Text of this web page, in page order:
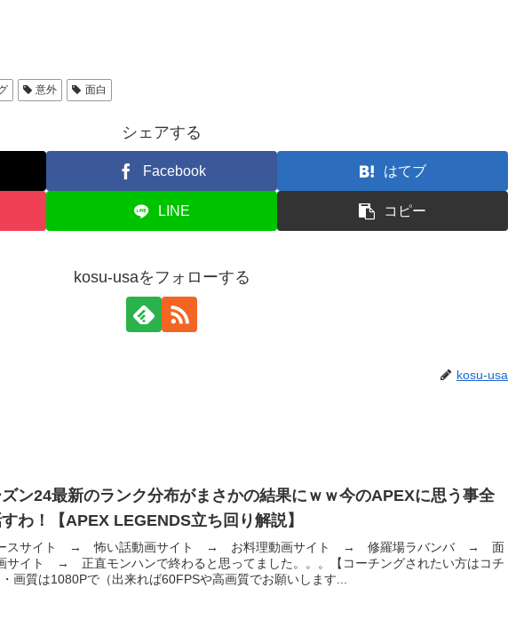
意外 面白
シェアする
Facebook はてブ
LINE コピー
kosu-usaをフォローする
kosu-usa
ズン24最新のランク分布がまさかの結果にｗｗ今のAPEXに思う事全
わ！【APEX LEGENDS立ち回り解説】
スサイト → 怖い話動画サイト → お料理動画サイト → 修羅場ラバンバ → 面
サイト → 正直モンハンで終わると思ってました。。。【コーチングされたい方はコチ
画質は1080Pで（出来れば60FPSや高画質でお願いします...